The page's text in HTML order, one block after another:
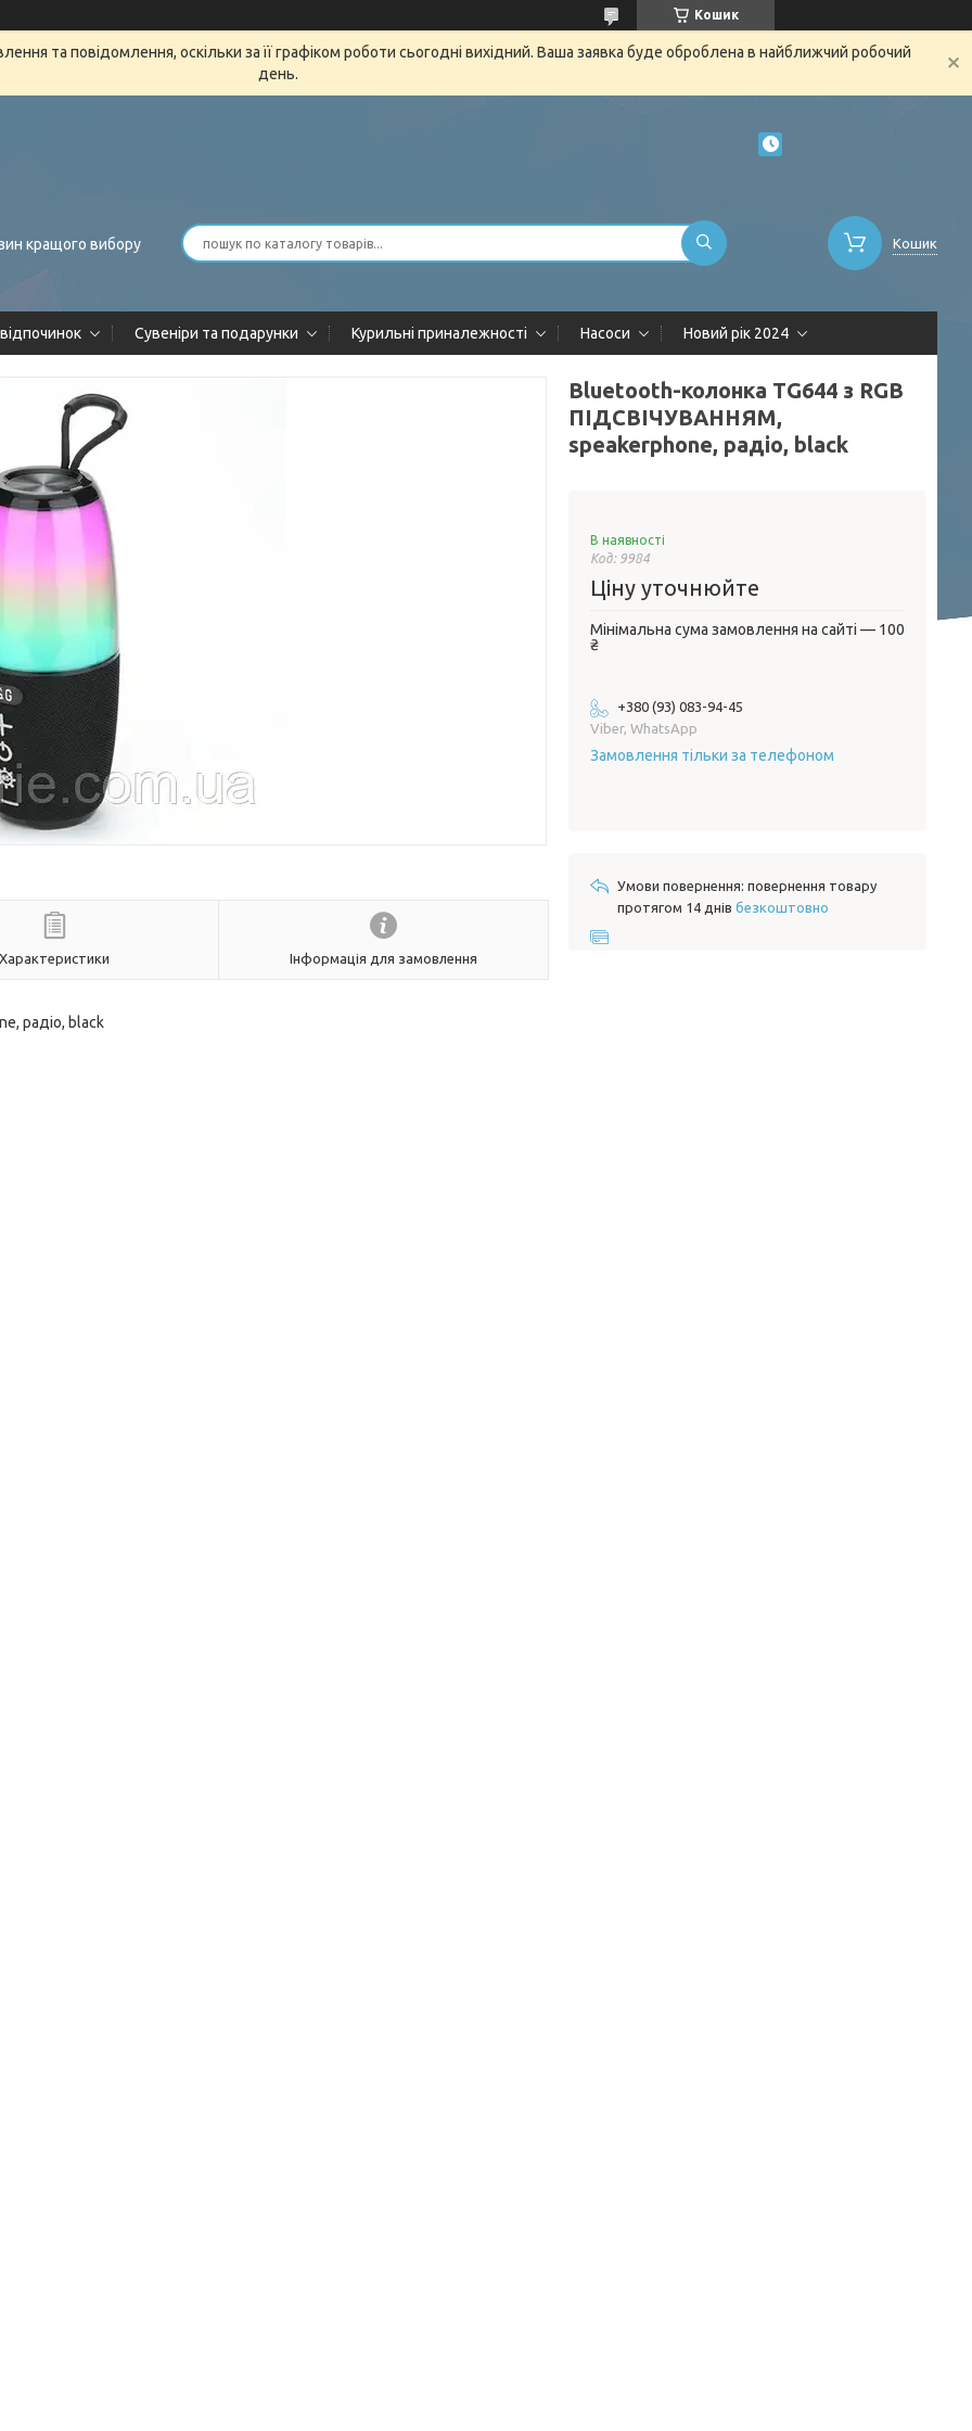
Кошик
та повідомлення, оскільки за її графіком роботи сьогодні вихідний. Ваша заявка буде оброблена в найближчий робочий
день.
кращого вибору Кошик
Сувеніри та подарунки Курильні приналежності Насоси Новий рік 2024
Характеристики Інформація для замовлення
радіо, black
Bluetooth-колонка TG644 з RGB
ПІДСВІЧУВАННЯМ,
speakerphone, радіо, black
В наявності
Код: 9984
Ціну уточнюйте
Мінімальна сума замовлення на сайті — 100
₴
+380 (93) 083-94-45
Viber, WhatsApp
Замовлення тільки за телефоном
повернення товару
протягом 14 днів безкоштовно